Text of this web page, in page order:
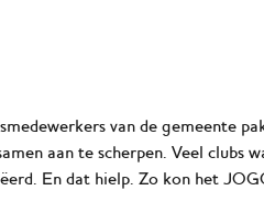
van de gemeente
aan te scherpen. Veel clubs
En dat hielp. Zo kon het